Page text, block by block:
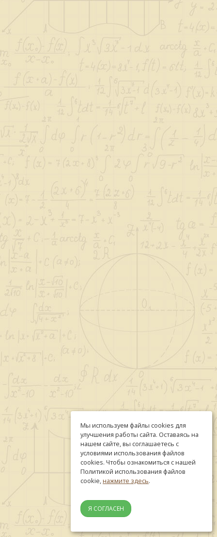
Мы используем файлы cookies для
улучшения работы сайта. Оставаясь на
нашем сайте, вы соглашаетесь с
условиями использования файлов
cookies. Чтобы ознакомиться с нашей
Политикой использования файлов
cookie,нажмите здесь.
Я СОГЛАСЕН